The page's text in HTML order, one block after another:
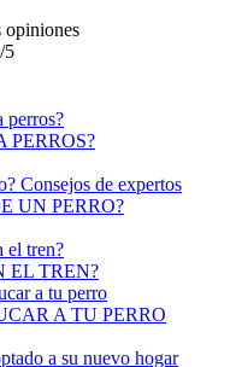
opiniones
5
PERROS?
UN PERRO?
EL TREN?
A TU PERRO